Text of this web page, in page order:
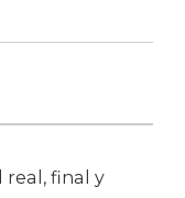
real, final y